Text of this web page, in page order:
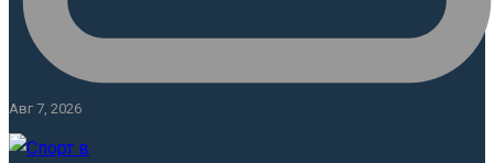
Авг 7, 2026